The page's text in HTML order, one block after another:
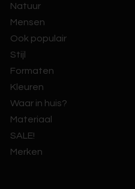
Natuur
Mensen
Ook populair
Stijl
Formaten
Kleuren
Waar in huis?
Materiaal
SALE!
Merken